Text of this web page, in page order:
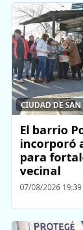
CIUDAD DE
El barrio
incorporó
para
vecinal
07/08/2026 19:39